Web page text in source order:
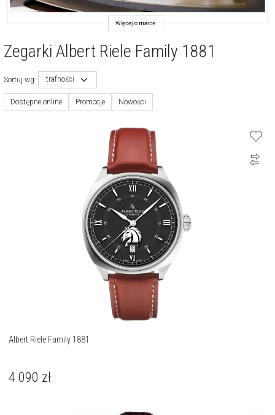
Zegarki Albert Riele Family 1881
Sortuj wg: trafności
Dostępne online Promocje Nowości
Albert Riele Family 1881
4 090 zł